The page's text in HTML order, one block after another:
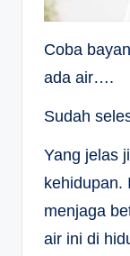
Coba
ada air….
Sudah
Yang jelas
kehidupan.
menjaga
air ini di